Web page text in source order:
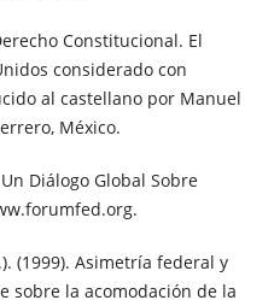
Constitucional. El
considerado con
al castellano por Manuel
México.
Un Diálogo Global Sobre
(1999). Asimetría federal y
sobre la acomodación de la